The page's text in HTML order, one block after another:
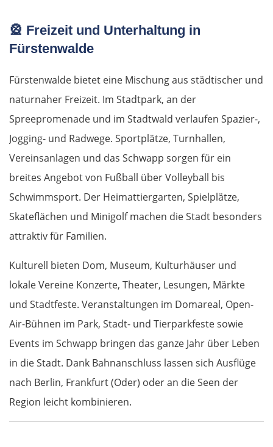
🎡 Freizeit und Unterhaltung in
Fürstenwalde
Fürstenwalde bietet eine Mischung aus städtischer und
naturnaher Freizeit. Im Stadtpark, an der
Spreepromenade und im Stadtwald verlaufen Spazier-,
Jogging- und Radwege. Sportplätze, Turnhallen,
Vereinsanlagen und das Schwapp sorgen für ein
breites Angebot von Fußball über Volleyball bis
Schwimmsport. Der Heimattiergarten, Spielplätze,
Skateflächen und Minigolf machen die Stadt besonders
attraktiv für Familien.
Kulturell bieten Dom, Museum, Kulturhäuser und
lokale Vereine Konzerte, Theater, Lesungen, Märkte
und Stadtfeste. Veranstaltungen im Domareal, Open-
Air-Bühnen im Park, Stadt- und Tierparkfeste sowie
Events im Schwapp bringen das ganze Jahr über Leben
in die Stadt. Dank Bahnanschluss lassen sich Ausflüge
nach Berlin, Frankfurt (Oder) oder an die Seen der
Region leicht kombinieren.